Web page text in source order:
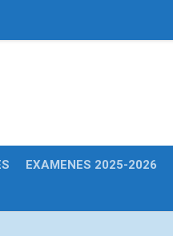
EXAMENES 2025-2026